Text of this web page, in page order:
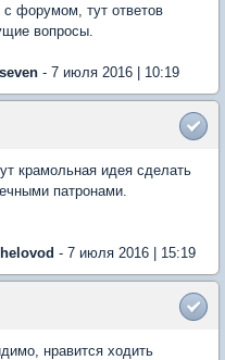
форумом, тут ответов
вопросы.
- 7 июля 2016 | 10:19
крамольная идея сделать
патронами.
- 7 июля 2016 | 15:19
нравится ходить